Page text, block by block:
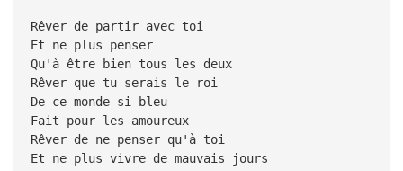
Rêver de partir avec toi
Et ne plus penser
Qu'à être bien tous les deux
Rêver que tu serais le roi
De ce monde si bleu
Fait pour les amoureux
Rêver de ne penser qu'à toi
Et ne plus vivre de mauvais jours